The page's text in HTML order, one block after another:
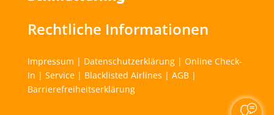
Rechtliche Informationen
Impressum | Datenschutzerklärung| Online Check-
In | Service| Blacklisted Airlines | AGB|
Barrierefreiheitserklärung